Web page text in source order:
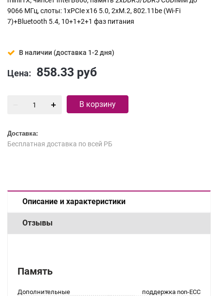
9066 МГц, слоты: 1xPCIe x16 5.0, 2xM.2, 802.11be (Wi-Fi
7)+Bluetooth 5.4, 10+1+2+1 фаз питания
В наличии (доставка 1-2 дня)
Цена: 858.33 руб
В корзину
Доставка:
Бесплатная доставка по всей РБ
Описание и характеристики
Отзывы
Память
Дополнительные
поддержка non-ECC